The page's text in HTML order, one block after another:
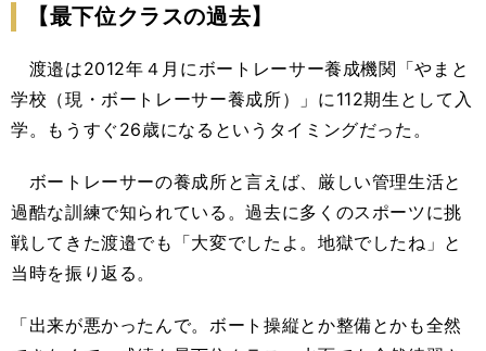
【最下位クラスの過去】
渡邉は2012年４月にボートレーサー養成機関「やまと
学校（現・ボートレーサー養成所）」に112期生として入
学。もうすぐ26歳になるというタイミングだった。
ボートレーサーの養成所と言えば、厳しい管理生活と
過酷な訓練で知られている。過去に多くのスポーツに挑
戦してきた渡邉でも「大変でしたよ。地獄でしたね」と
当時を振り返る。
「出来が悪かったんで。ボート操縦とか整備とかも全然